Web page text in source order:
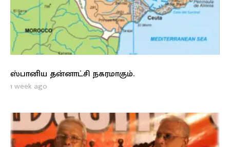
ஸ்பானிய தன்னாட்சி நகரமாகும்.
1 week ago